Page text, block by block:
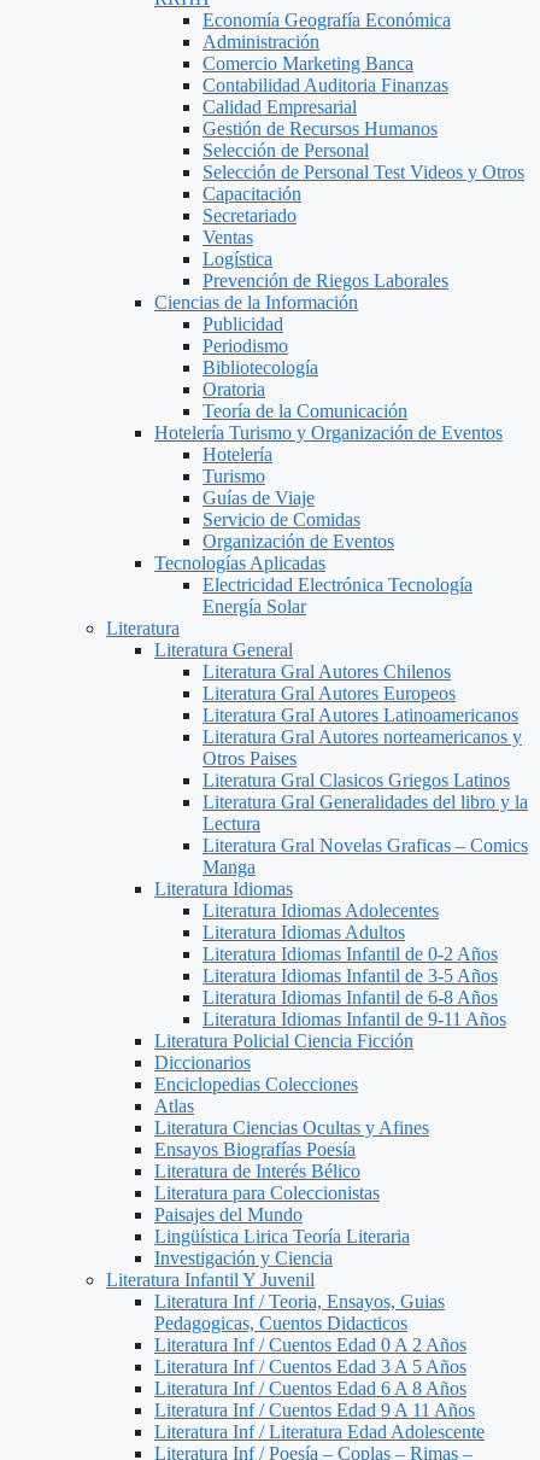
Economía Geografía Económica
Administración
Comercio Marketing Banca
Contabilidad Auditoria Finanzas
Calidad Empresarial
Gestión de Recursos Humanos
Selección de Personal
Selección de Personal Test Videos y Otros
Capacitación
Secretariado
Ventas
Logística
Prevención de Riegos Laborales
Ciencias de la Información
Publicidad
Periodismo
Bibliotecología
Oratoria
Teoría de la Comunicación
Hotelería Turismo y Organización de Eventos
Hotelería
Turismo
Guías de Viaje
Servicio de Comidas
Organización de Eventos
Tecnologías Aplicadas
Electricidad Electrónica Tecnología
Energía Solar
Literatura
Literatura General
Literatura Gral Autores Chilenos
Literatura Gral Autores Europeos
Literatura Gral Autores Latinoamericanos
Literatura Gral Autores norteamericanos y
Otros Paises
Literatura Gral Clasicos Griegos Latinos
Literatura Gral Generalidades del libro y la
Lectura
Literatura Gral Novelas Graficas – Comics
Manga
Literatura Idiomas
Literatura Idiomas Adolecentes
Literatura Idiomas Adultos
Literatura Idiomas Infantil de 0-2 Años
Literatura Idiomas Infantil de 3-5 Años
Literatura Idiomas Infantil de 6-8 Años
Literatura Idiomas Infantil de 9-11 Años
Literatura Policial Ciencia Ficción
Diccionarios
Enciclopedias Colecciones
Atlas
Literatura Ciencias Ocultas y Afines
Ensayos Biografías Poesía
Literatura de Interés Bélico
Literatura para Coleccionistas
Paisajes del Mundo
Lingüística Lirica Teoría Literaria
Investigación y Ciencia
Literatura Infantil Y Juvenil
Literatura Inf / Teoria, Ensayos, Guias
Pedagogicas, Cuentos Didacticos
Literatura Inf / Cuentos Edad 0 A 2 Años
Literatura Inf / Cuentos Edad 3 A 5 Años
Literatura Inf / Cuentos Edad 6 A 8 Años
Literatura Inf / Cuentos Edad 9 A 11 Años
Literatura Inf / Literatura Edad Adolescente
Literatura Inf / Poesía – Coplas – Rimas –